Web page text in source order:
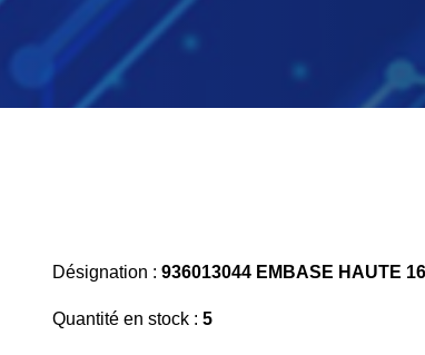
Désignation : 936013044 EMBASE HAUTE
Quantité en stock : 5